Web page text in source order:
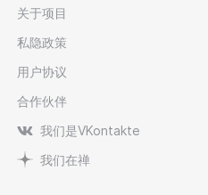
关于项目
私隐政策
用户协议
合作伙伴
我们是VKontakte
我们在禅